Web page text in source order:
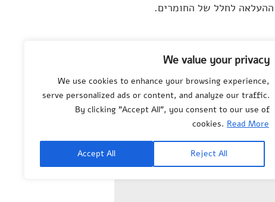
We value your privacy
We use cookies to enhance your browsing experience,
serve personalized ads or content, and analyze our traffic.
By clicking "Accept All", you consent to our use of
cookies. Read More
Reject All
Accept All
לחלל של החומרים.
רעיון זה שוב ושוב.
© All rights reserved
toDepartment of
Science Teaching
Weizmann Institute of